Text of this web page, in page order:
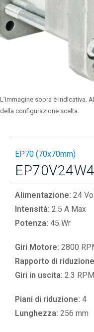
L’immagine sopra è indicativa.
della configurazione scelta.
EP70 (70x70mm)
Alimentazione: 24
Intensità: 2.5 A Max
Potenza: 45 Wr
Giri Motore: 2800
Rapporto di
Giri in uscita: 2.3 RPM
Piani di riduzione: 4
Lunghezza: 256 mm